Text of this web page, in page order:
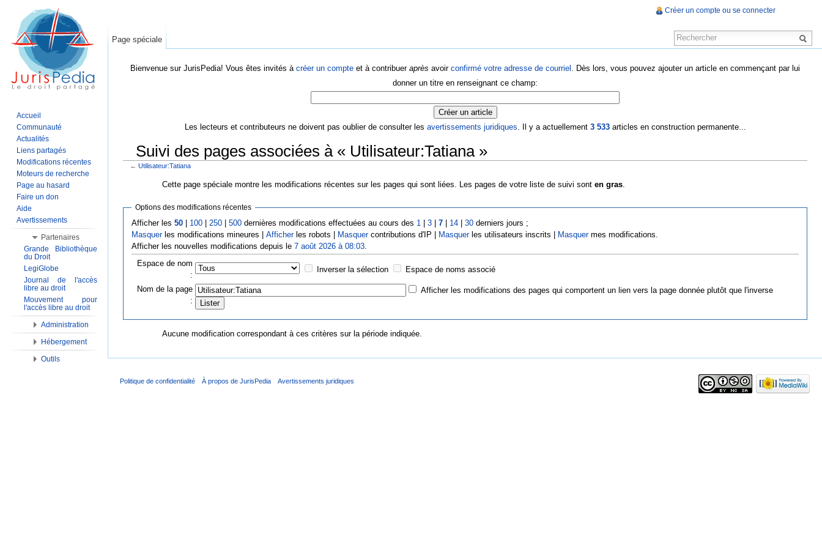
Bienvenue sur JurisPedia! Vous êtes invités à créer un compte et à contribuer après avoir confirmé votre adresse de courriel . Dès lors, vous pouvez ajouter un article en commençant par lui
donner un titre en renseignant ce champ:
Les lecteurs et contributeurs ne doivent pas oublier de consulter les avertissements juridiques. Il y a actuellement 3 533articles en construction permanente...
Suivi des pages associées à « Utilisateur:Tatiana »
← Utilisateur:Tatiana
Cette page spéciale montre les modifications récentes sur les pages qui sont liées. Les pages de votre liste de suivi sont en gras.
Options des modifications récentes
Afficher les 50| 100| 250| 500dernières modifications effectuées au cours des 1| 3| 7| 14| 30derniers jours ;
Masquerles modifications mineures | Afficherles robots | Masquercontributions d'IP | Masquerles utilisateurs inscrits | Masquermes modifications.
Afficher les nouvelles modifications depuis le 7 août 2026 à 08:03.
Espace de nom
:
Inverser la sélection Espace de noms associé
Nom de la page
:
Afficher les modifications des pages qui comportent un lien vers la page donnée plutôt que l'inverse
Aucune modification correspondant à ces critères sur la période indiquée.
Créer un compte ou se connecter
Page spéciale
Accueil
Communauté
Actualités
Liens partagés
Modifications récentes
Moteurs de recherche
Page au hasard
Faire un don
Aide
Avertissements
Partenaires
Grande Bibliothèque
du Droit
LegiGlobe
Journal de l'accès
libre au droit
Mouvement pour
l'accès libre au droit
Administration
Hébergement
Outils
Politique de confidentialité À propos de JurisPedia Avertissements juridiques